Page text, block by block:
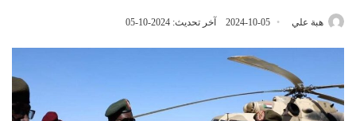
هبة علي 2024-10-05 آخر تحديث: 2024-10-05